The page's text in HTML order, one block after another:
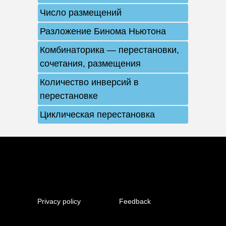
Число размещений
Разложение Бинома Ньютона
Комбинаторика — перестановки,
сочетания, размещения
Количество инверсий в
перестановке
Циклическая перестановка
Privacy policy Feedback